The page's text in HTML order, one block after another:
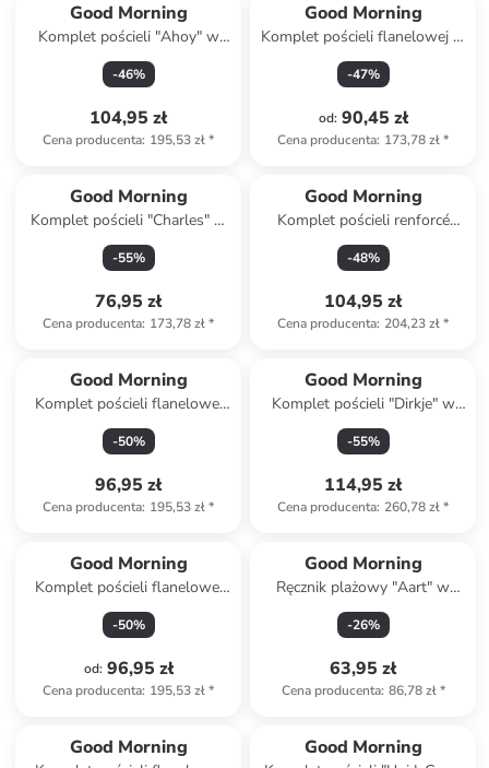
Good Morning
Komplet pościeli "Ahoy" w
kolorze biało-błękitnym
-46%
104,95 zł
Cena producenta: 195,53 zł*
Good Morning
Komplet pościeli flanelowej w
kolorze jasnoszarym
-47%
od: 90,45 zł
Cena producenta: 173,78 zł*
Good Morning
Komplet pościeli "Charles" w
kolorze błękitno-szarym
-55%
76,95 zł
Cena producenta: 173,78 zł*
Good Morning
Komplet pościeli renforcé
"Astra" w kolorze biało-
błękitno-żółtym
-48%
104,95 zł
Cena producenta: 204,23 zł*
Good Morning
Komplet pościeli flanelowej
"Ladida" w kolorze
jasnoróżowym
-50%
96,95 zł
Cena producenta: 195,53 zł*
Good Morning
Komplet pościeli "Dirkje" w
kolorze zielonym
-55%
114,95 zł
Cena producenta: 260,78 zł*
Good Morning
Komplet pościeli flanelowej
"Aila" w kolorze błękitno-
białym
-50%
od: 96,95 zł
Cena producenta: 195,53 zł*
Good Morning
Ręcznik plażowy "Aart" w
kolorze niebiesko-zielonym
-26%
63,95 zł
Cena producenta: 86,78 zł*
Good Morning Good Morning